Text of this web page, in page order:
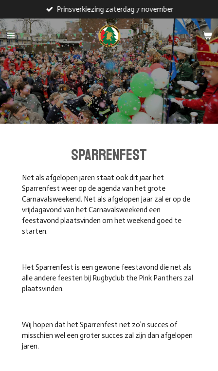
direct
naar
de
hoofdinhoud
Prinsverkiezing zaterdag 7 november
SPARRENFEST
Net als afgelopen jaren staat ook dit jaar het
Sparrenfest weer op de agenda van het grote
Carnavalsweekend. Net als afgelopen jaar zal er op de
vrijdagavond van het Carnavalsweekend een
feestavond plaatsvinden om het weekend goed te
starten.
Het Sparrenfest is een gewone feestavond die net als
alle andere feesten bij Rugbyclub the Pink Panthers zal
plaatsvinden.
Wij hopen dat het Sparrenfest net zo'n succes of
misschien wel een groter succes zal zijn dan afgelopen
jaren.